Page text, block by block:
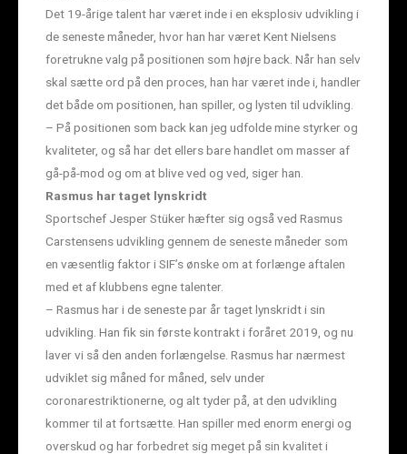
Det 19-årige talent har været inde i en eksplosiv udvikling i
de seneste måneder, hvor han har været Kent Nielsens
foretrukne valg på positionen som højre back. Når han selv
skal sætte ord på den proces, han har været inde i, handler
det både om positionen, han spiller, og lysten til udvikling.
– På positionen som back kan jeg udfolde mine styrker og
kvaliteter, og så har det ellers bare handlet om masser af
gå-på-mod og om at blive ved og ved, siger han.
Rasmus har taget lynskridt
Sportschef Jesper Stüker hæfter sig også ved Rasmus
Carstensens udvikling gennem de seneste måneder som
en væsentlig faktor i SIF’s ønske om at forlænge aftalen
med et af klubbens egne talenter.
– Rasmus har i de seneste par år taget lynskridt i sin
udvikling. Han fik sin første kontrakt i foråret 2019, og nu
laver vi så den anden forlængelse. Rasmus har nærmest
udviklet sig måned for måned, selv under
coronarestriktionerne, og alt tyder på, at den udvikling
kommer til at fortsætte. Han spiller med enorm energi og
overskud og har forbedret sig meget på sin kvalitet i